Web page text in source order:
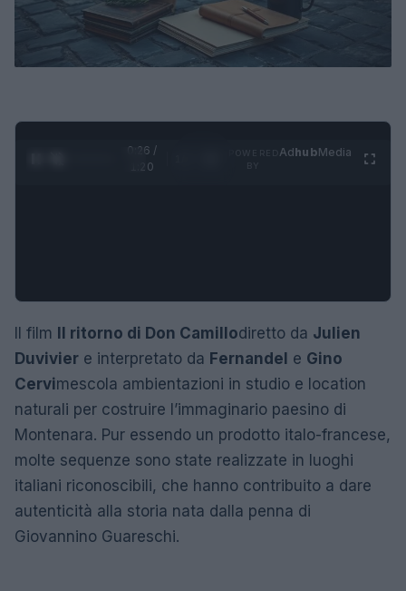
0:27 /
1:20
AdhubMedia
Il film Il ritorno di Don Camillodiretto da Julien
Duvivier e interpretato da Fernandel e Gino
Cervimescola ambientazioni in studio e location
naturali per costruire l’immaginario paesino di
Montenara. Pur essendo un prodotto italo-francese,
molte sequenze sono state realizzate in luoghi
italiani riconoscibili, che hanno contribuito a dare
autenticità alla storia nata dalla penna di
Giovannino Guareschi.